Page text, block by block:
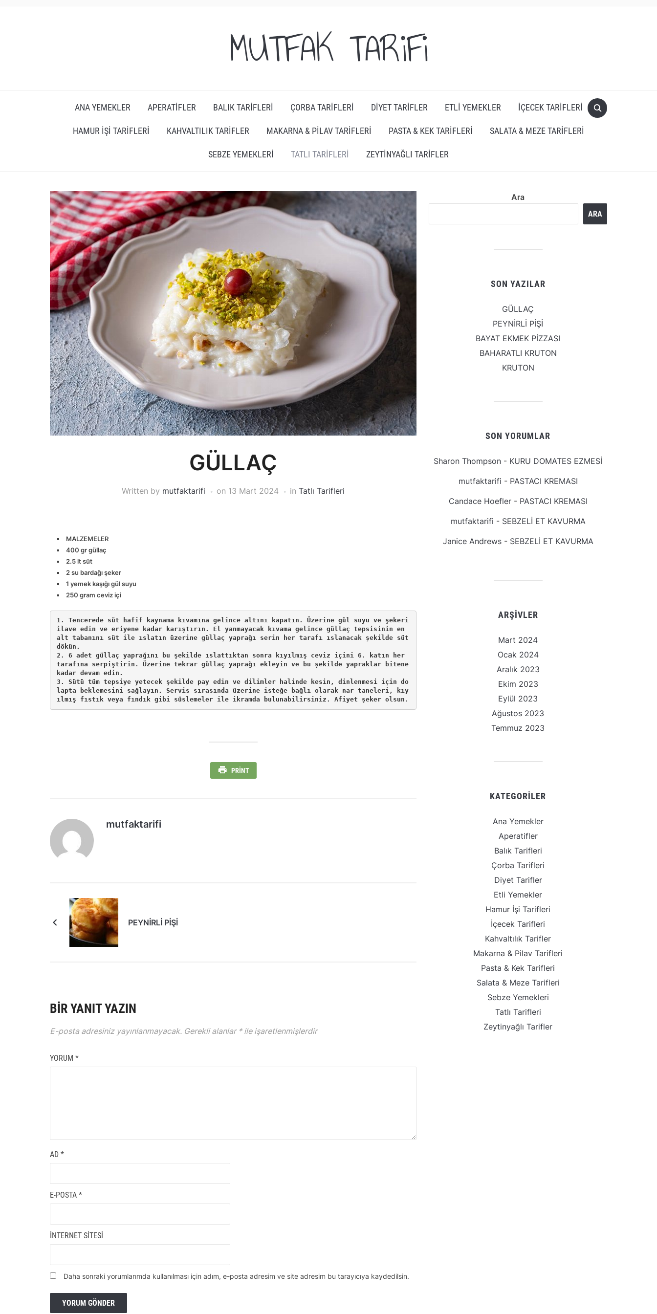
MUTFAK TARiFi
ANA YEMEKLER APERATIFLER BALIK TARIFLERI ÇORBA TARIFLERI DIYET TARIFLER ETLI YEMEKLER İÇECEK TARIFLERI
HAMUR İŞI TARIFLERI KAHVALTILIK TARIFLER MAKARNA & PILAV TARIFLERI PASTA & KEK TARIFLERI SALATA & MEZE TARIFLERI
SEBZE YEMEKLERI TATLI TARIFLERI ZEYTINYAĞLI TARIFLER
GÜLLAÇ
Written by mutfaktarifi on 13 Mart 2024 in Tatlı Tarifleri
MALZEMELER
400 gr güllaç
2.5 lt süt
2 su bardağı şeker
1 yemek kaşığı gül suyu
250 gram ceviz içi
1. Tencerede süt hafif kaynama kıvamına gelince altını kapatın. Üzerine gül suyu ve şekeri
ilave edin ve eriyene kadar karıştırın. El yanmayacak kıvama gelince güllaç tepsisinin en
alt tabanını süt ile ıslatın üzerine güllaç yaprağı serin her tarafı ıslanacak şekilde süt
dökün.
2. 6 adet güllaç yaprağını bu şekilde ıslattıktan sonra kıyılmış ceviz içini 6. katın her
tarafına serpiştirin. Üzerine tekrar güllaç yaprağı ekleyin ve bu şekilde yapraklar bitene
kadar devam edin.
3. Sütü tüm tepsiye yetecek şekilde pay edin ve dilimler halinde kesin, dinlenmesi için do
lapta beklemesini sağlayın. Servis sırasında üzerine isteğe bağlı olarak nar taneleri, kıy
PRINT
mutfaktarifi
PEYNİRLİ PİŞİ
BIR YANIT YAZIN
E-posta adresiniz yayınlanmayacak. Gerekli alanlar *ile işaretlenmişlerdir
YORUM *
AD *
E-POSTA *
İNTERNET SITESI
Daha sonraki yorumlarımda kullanılması için adım, e-posta adresim ve site adresim bu tarayıcıya kaydedilsin.
Ara
ARA
SON YAZILAR
GÜLLAÇ
PEYNİRLİ PİŞİ
BAYAT EKMEK PİZZASI
BAHARATLI KRUTON
KRUTON
SON YORUMLAR
Sharon Thompson - KURU DOMATES EZMESİ
mutfaktarifi - PASTACI KREMASI
Candace Hoefler- PASTACI KREMASI
mutfaktarifi - SEBZELİ ET KAVURMA
Janice Andrews- SEBZELİ ET KAVURMA
ARŞIVLER
Mart 2024
Ocak 2024
Aralık 2023
Ekim 2023
Eylül 2023
Ağustos 2023
Temmuz 2023
KATEGORILER
Ana Yemekler
Aperatifler
Balık Tarifleri
Çorba Tarifleri
Diyet Tarifler
Etli Yemekler
Hamur İşi Tarifleri
İçecek Tarifleri
Kahvaltılık Tarifler
Makarna & Pilav Tarifleri
Pasta & Kek Tarifleri
Salata & Meze Tarifleri
Sebze Yemekleri
Tatlı Tarifleri
Zeytinyağlı Tarifler